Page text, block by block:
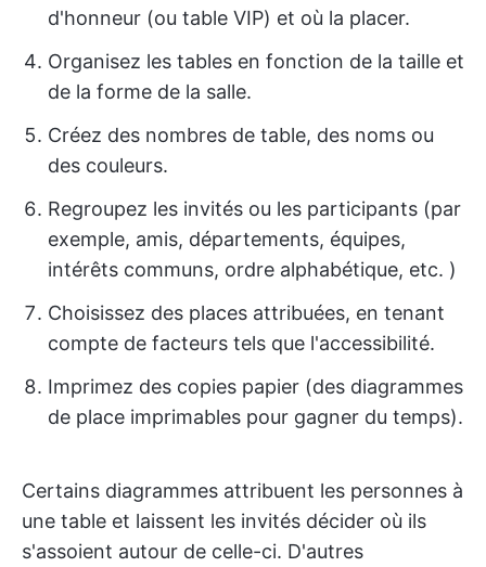
d'honneur (ou table VIP) et où la placer.
Organisez les tables en fonction de la taille et
de la forme de la salle.
Créez des nombres de table, des noms ou
des couleurs.
Regroupez les invités ou les participants (par
exemple, amis, départements, équipes,
intérêts communs, ordre alphabétique, etc. )
Choisissez des places attribuées, en tenant
compte de facteurs tels que l'accessibilité.
Imprimez des copies papier (des diagrammes
de place imprimables pour gagner du temps).
Certains diagrammes attribuent les personnes à
une table et laissent les invités décider où ils
s'assoient autour de celle-ci. D'autres